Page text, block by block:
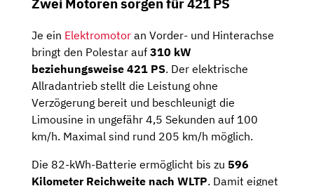
Zwei Motoren sorgen für 421 PS
Je ein Elektromotor an Vorder- und Hinterachse
bringt den Polestar auf 310 kW
beziehungsweise 421 PS. Der elektrische
Allradantrieb stellt die Leistung ohne
Verzögerung bereit und beschleunigt die
Limousine in ungefähr 4,5 Sekunden auf 100
km/h. Maximal sind rund 205 km/h möglich.
Die 82-kWh-Batterie ermöglicht bis zu 596
Kilometer Reichweite nach WLTP. Damit eignet